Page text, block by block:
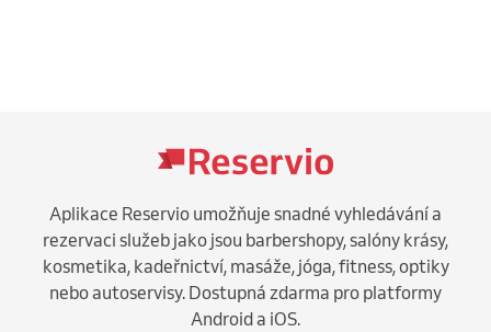
Aplikace Reservio umožňuje snadné vyhledávání a
rezervaci služeb jako jsou barbershopy, salóny krásy,
kosmetika, kadeřnictví, masáže, jóga, fitness, optiky
nebo autoservisy. Dostupná zdarma pro platformy
Android a iOS.